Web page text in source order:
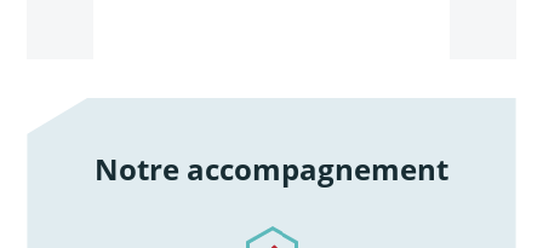
Notre accompagnement
/notre-accompagnement